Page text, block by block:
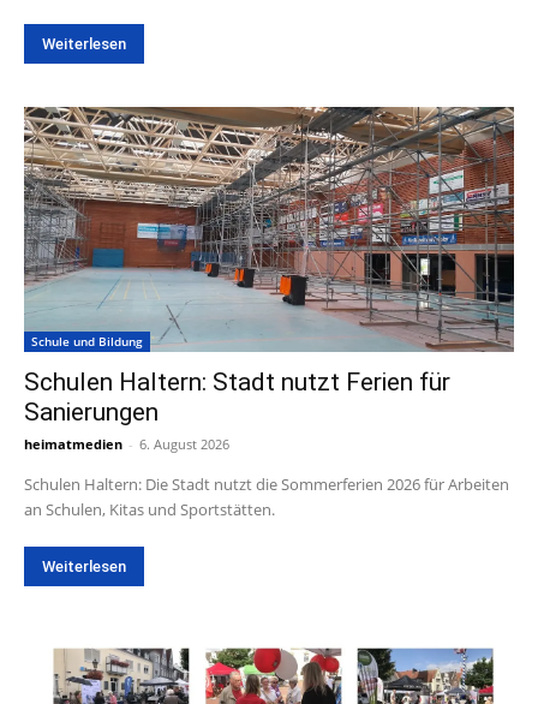
Weiterlesen
Schule und Bildung
Schulen Haltern: Stadt nutzt Ferien für
Sanierungen
heimatmedien - 6. August 2026
Schulen Haltern: Die Stadt nutzt die Sommerferien 2026 für Arbeiten
an Schulen, Kitas und Sportstätten.
Weiterlesen